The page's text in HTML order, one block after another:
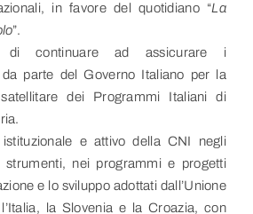
in favore del quotidiano “La
”.
di continuare ad assicurare i
da parte del Governo Italiano per la
dei Programmi Italiani di
istituzionale e attivo della CNI negli
strumenti, nei programmi e progetti
e lo sviluppo adottati dall’Unione
la Slovenia e la Croazia, con